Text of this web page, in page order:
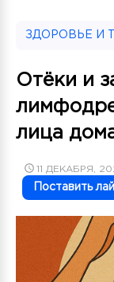
ЗДОРОВЬЕ И
Отёки и
лица
POSTED
ON
11 ДЕКАБРЯ,
Поставить